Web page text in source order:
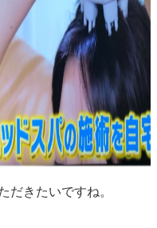
だきたいですね。